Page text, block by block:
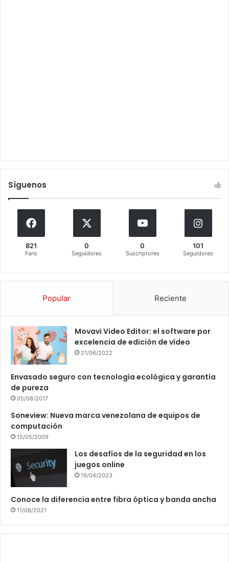
Síguenos
821
Fans
0
Seguidores
0
Suscriptores
101
Seguidores
Popular Reciente
Movavi Video Editor: el software por
excelencia de edición de vídeo
21/06/2022
Envasado seguro con tecnología ecológica y garantía
de pureza
05/08/2017
Soneview: Nueva marca venezolana de equipos de
computación
15/05/2009
Los desafíos de la seguridad en los
juegos online
19/04/2023
Conoce la diferencia entre fibra óptica y banda ancha
11/08/2021